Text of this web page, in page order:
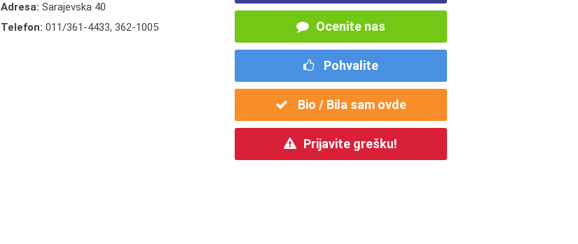
Adresa:Sarajevska 40
Telefon:011/361-4433,362-1005 Ocenite nas
Pohvalite
Bio / Bila sam ovde
Prijavite grešku!